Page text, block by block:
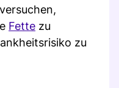
Fette zu
zu